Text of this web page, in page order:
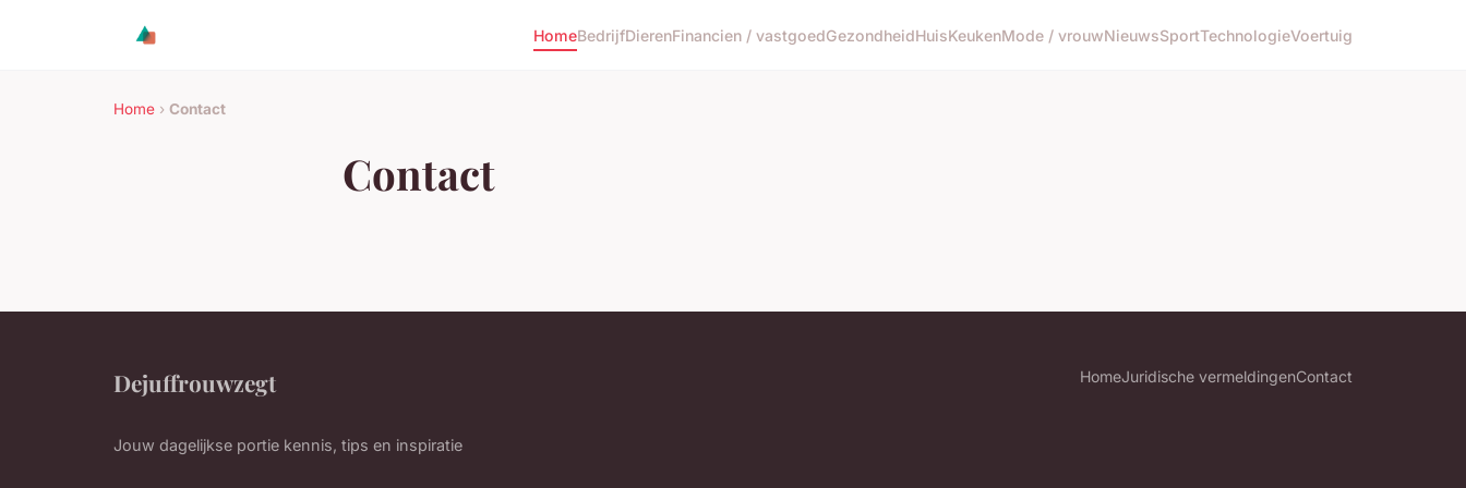
HomeBedrijfDierenFinancien / vastgoedGezondheidHuisKeukenMode / vrouwNieuwsSportTechnologieVoertuig
Home › Contact
Contact
Dejuffrouwzegt
Jouw dagelijkse portie kennis, tips en inspiratie
HomeJuridische vermeldingenContact